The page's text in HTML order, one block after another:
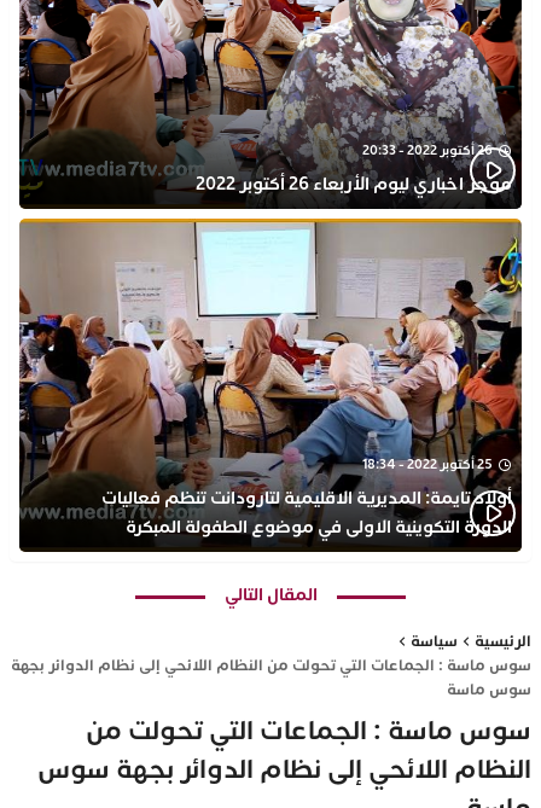
26 أكتوبر 2022 - 20:33
موجز اخباري ليوم الأربعاء 26 أكتوبر 2022
25 أكتوبر 2022 - 18:34
أولاد تايمة: المديرية الاقليمية لتارودانت تنظم فعاليات
الدورة التكوينية الاولى في موضوع الطفولة المبكرة
بمركز التكوين ثانوية الحسن الثاني التأهيلية
المقال التالي
الرئيسية
سياسة
سوس ماسة : الجماعات التي تحولت من النظام اللائحي إلى نظام الدوائر بجهة
سوس ماسة
سوس ماسة : الجماعات التي تحولت من
النظام اللائحي إلى نظام الدوائر بجهة سوس